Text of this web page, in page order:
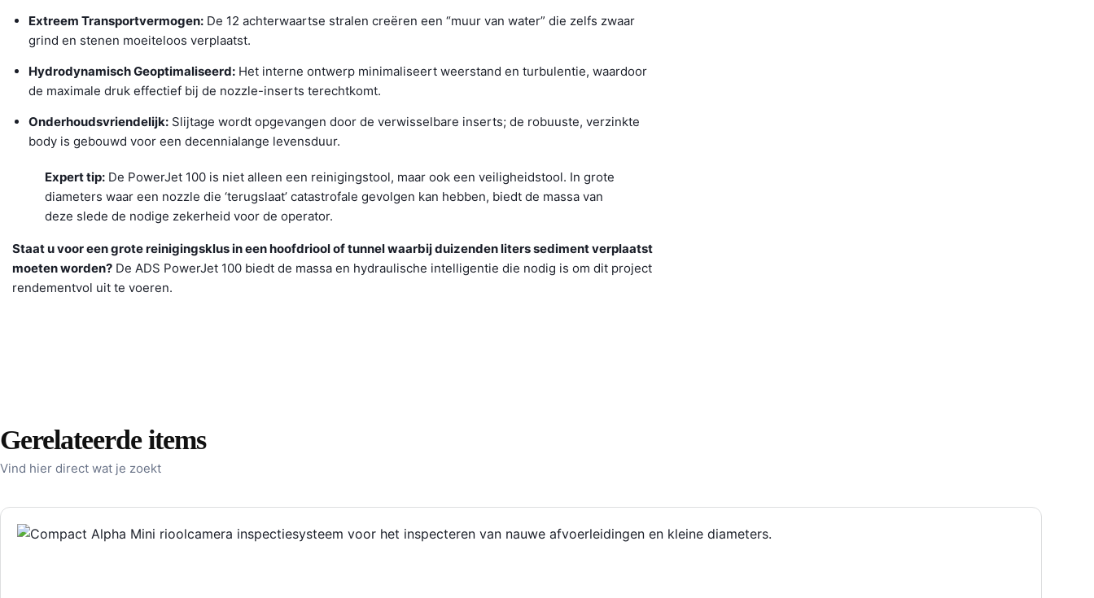
Extreem Transportvermogen: De 12 achterwaartse stralen creëren een “muur van water” die zelfs zwaar
grind en stenen moeiteloos verplaatst.
Hydrodynamisch Geoptimaliseerd: Het interne ontwerp minimaliseert weerstand en turbulentie, waardoor
de maximale druk effectief bij de nozzle-inserts terechtkomt.
Onderhoudsvriendelijk: Slijtage wordt opgevangen door de verwisselbare inserts; de robuuste, verzinkte
body is gebouwd voor een decennialange levensduur.
Expert tip: De PowerJet 100 is niet alleen een reinigingstool, maar ook een veiligheidstool. In grote
diameters waar een nozzle die ‘terugslaat’ catastrofale gevolgen kan hebben, biedt de massa van
deze slede de nodige zekerheid voor de operator.
Staat u voor een grote reinigingsklus in een hoofdriool of tunnel waarbij duizenden liters sediment verplaatst
moeten worden? De ADS PowerJet 100 biedt de massa en hydraulische intelligentie die nodig is om dit project
rendementvol uit te voeren.
Gerelateerde items
Vind hier direct wat je zoekt